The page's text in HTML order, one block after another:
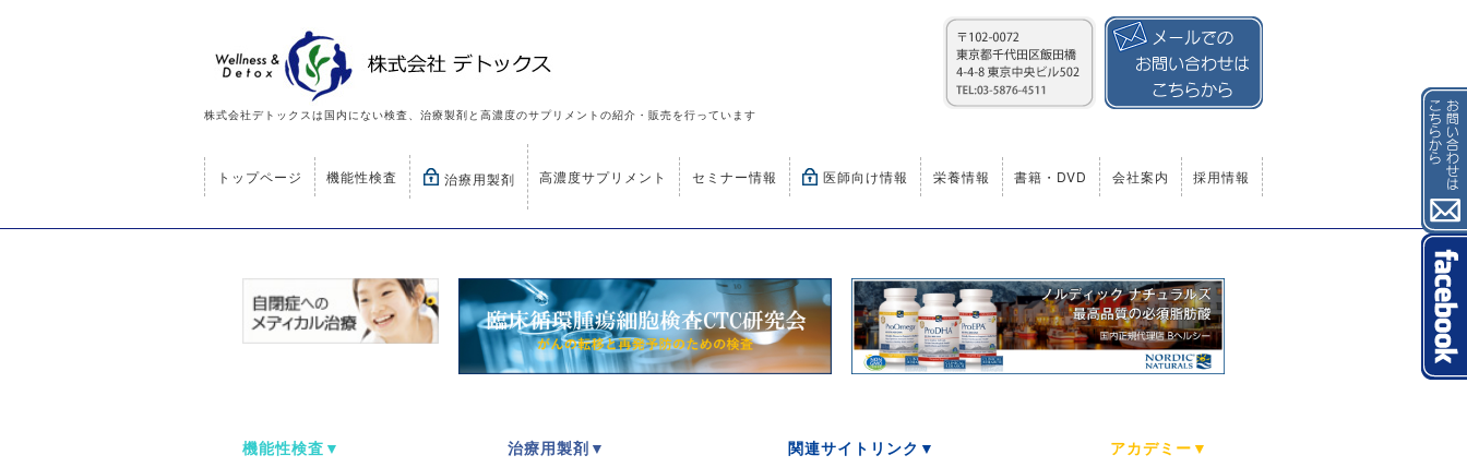
株式会社デトックスは国内にない検査、治療製剤と高濃度のサプリメントの紹介・販売を行っています
トップページ 機能性検査 治療用製剤 高濃度サプリメント セミナー情報 医師向け情報 栄養情報 書籍・DVD 会社案内 採用情報
機能性検査 治療用製剤 関連サイトリンク アカデミー